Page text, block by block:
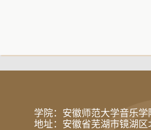
学院：安徽师范大学音乐学
地址：安徽省芜湖市镜湖区